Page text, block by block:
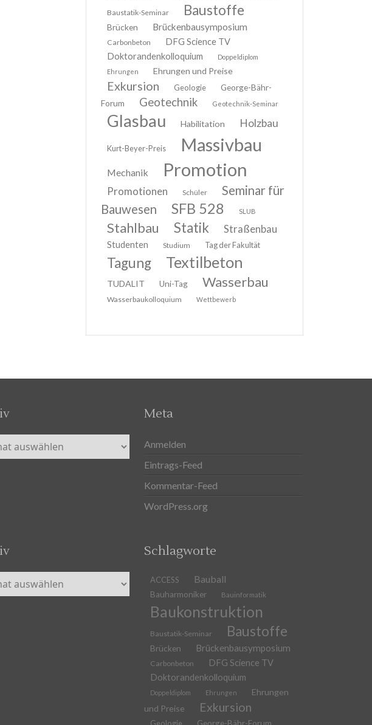
Baustatik-Seminar Baustoffe
Brücken Brückenbausymposium
Carbonbeton
DFG Science TV
Doktorandenkolloquium
Doppeldiplom
Ehrungen
Ehrungen und Preise
Exkursion Geologie
George-Bähr-
Forum
Geotechnik Geotechnik-Seminar
Glasbau Habilitation Holzbau
Kurt-Beyer-Preis Massivbau
Mechanik Promotion
Promotionen Schüler
Seminar für
Bauwesen
SFB 528 SLUB
Stahlbau Statik Straßenbau
Studenten Studium Tag der Fakultät
Tagung Textilbeton
TUDALIT Uni-Tag Wasserbau
Wasserbaukolloquium Wettbewerb
Meta
Anmelden
Eintrags-Feed
Kommentar-Feed
WordPress.org
Schlagworte
ACCESS Bauball
Bauharmoniker Bauinformatik
Baukonstruktion
Baustatik-Seminar Baustoffe
Brücken Brückenbausymposium
Carbonbeton
DFG Science TV
Doktorandenkolloquium
Doppeldiplom Ehrungen
Ehrungen
und Preise
Exkursion
Geologie George-Bähr-Forum